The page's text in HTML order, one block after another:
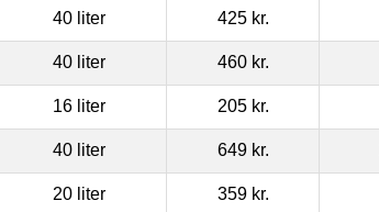
40 liter 425 kr.
40 liter 460 kr.
16 liter 205 kr.
40 liter 649 kr.
20 liter 359 kr.